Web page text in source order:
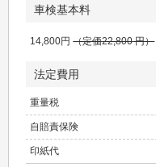
車検基本料
14,800円 （定価22,800円）
法定費用
重量税
自賠責保険
印紙代